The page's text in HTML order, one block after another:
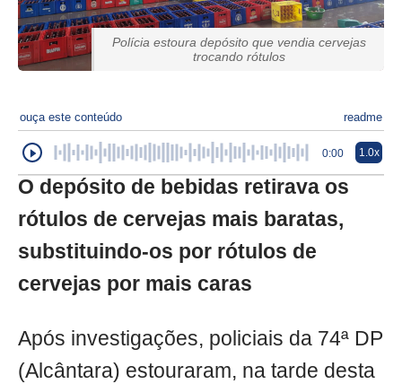
Polícia estoura depósito que vendia cervejas
trocando rótulos
ouça este conteúdo readme
0:00 1.0x
O depósito de bebidas retirava os
rótulos de cervejas mais baratas,
substituindo-os por rótulos de
cervejas por mais caras
Após investigações, policiais da 74ª DP
(Alcântara) estouraram, na tarde desta